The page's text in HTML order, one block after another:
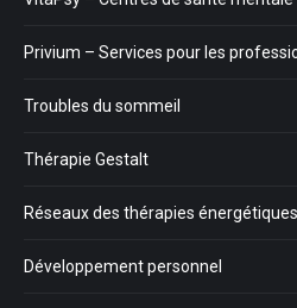
Privium – Services pour les
Troubles du sommeil
Thérapie Gestalt
Réseaux des thérapies énergétiques
Développement personnel